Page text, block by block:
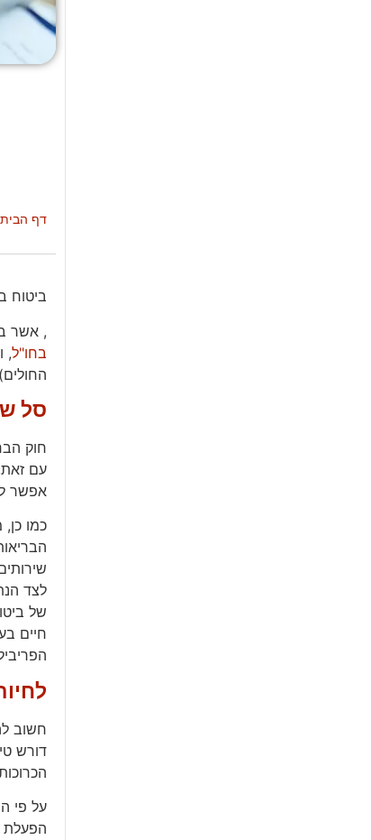
דף הבית
ביטוח
, אשר
בחו"ל,
סל
חוק
עם
אפשר
כמו
של
חיים
חשוב
דורש
הפעלת